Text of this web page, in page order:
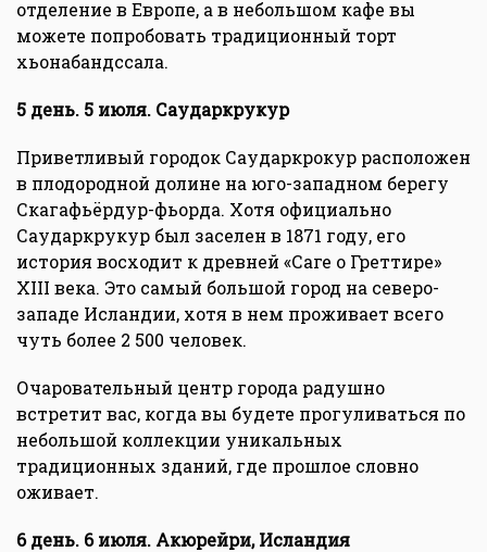
отделение в Европе, а в небольшом кафе вы
можете попробовать традиционный торт
хьонабандссала.
5 день. 5 июля. Саударкрукур
Приветливый городок Саударкрокур расположен
в плодородной долине на юго-западном берегу
Скагафьёрдур-фьорда. Хотя официально
Саударкрукур был заселен в 1871 году, его
история восходит к древней «Саге о Греттире»
XIII века. Это самый большой город на северо-
западе Исландии, хотя в нем проживает всего
чуть более 2 500 человек.
Очаровательный центр города радушно
встретит вас, когда вы будете прогуливаться по
небольшой коллекции уникальных
традиционных зданий, где прошлое словно
оживает.
6 день. 6 июля. Акюрейри, Исландия